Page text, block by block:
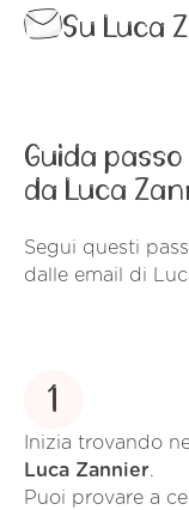
Su Luca
Guida
da Luca
Segui questi
dalle email di
1
Inizia trovando
Luca Zannier.
Puoi provare a